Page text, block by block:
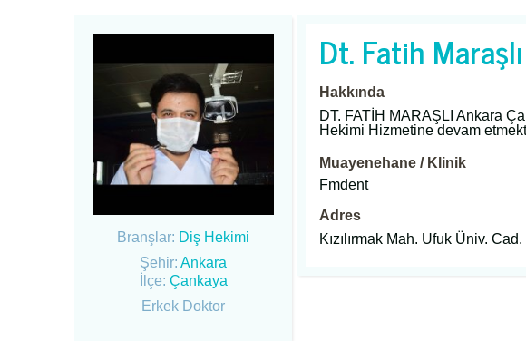
Branşlar: Diş Hekimi
Şehir: Ankara
İlçe: Çankaya
Erkek Doktor
Dt. Fatih Maraşlı
Hakkında
DT. FATİH MARAŞLI Ankara
Hekimi Hizmetine devam
Muayenehane / Klinik
Fmdent
Adres
Kızılırmak Mah. Ufuk Üniv.